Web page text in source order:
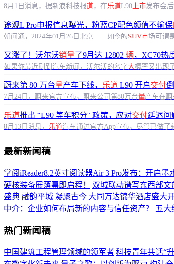
8月1日消息，据新浪科技报道，在乐道L90 上市发布会
途观L Pro申报信息曝光，粉蓝CP配色颜值不输保
朝闻通，2024年01月26日北京——如今的SUV市场可谓
又涨了！沃尔沃销量了9月达 12802 辆，XC70热
如果你最近刷到汽车新闻，沃尔沃的名字大概率又出现
蔚来第 80 万台量产车下线， 乐道 L90 开启交付
7月24日，蔚来官方宣布，蔚来公司第80万台量产车在
乐道推出 “L90 等车积分” 政策，应对交付延迟问
8月13日消息， 乐道汽车通过官方App宣布，尽管已做
最新新闻稿
掌阅iReader8.2英寸阅读器Air 3 Pro发布：开启墨
硬核装备展落幕即启程！
双城联动谱写东西部
盛典 融韵平城 凝聚古今 大同万达锦华酒店盛大
中介：企业如何布局新的内容与信任资产？
五大
热门新闻稿
中国建筑工程管理领域的领军者 科技青年共话“